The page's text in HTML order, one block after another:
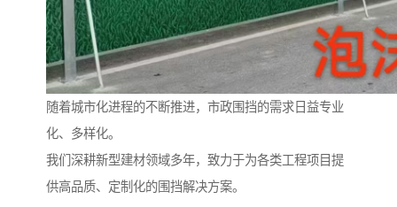
随着城市化进程的不断推进，市政围挡的需求日益专业
化、多样化。
我们深耕新型建材领域多年，致力于为各类工程项目提
供高品质、定制化的围挡解决方案。